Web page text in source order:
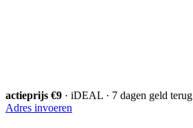
actieprijs €9 · iDEAL · 7 dagen geld terug
Adres invoeren